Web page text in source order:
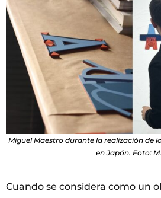
Miguel Maestro durante la realización de
en Japón. Foto:
Cuando se considera como un